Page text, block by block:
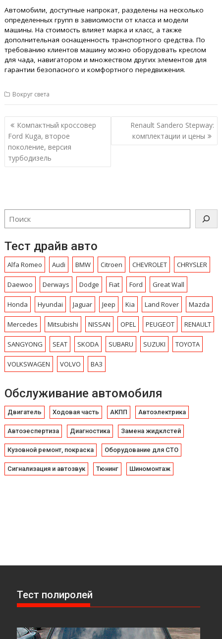
Автомобили, доступные напрокат, разделены на несколько
определенных групп в зависимости от класса и модели
машины. На стоимость влияет марка и класс, а также
дополнительная оснащенность транспортного средства. По
требованию клиентов машину можно оборудовать креслом
для чада, навигатором и множеством других элементов для
гарантии безопасного и комфортного передвижения.
Вокруг света
Навигация
по
записям
Компактный кроссовер
Ford Kuga, второе
поколение, версия
турбодизель
Renault Sandero Stepway:
комплектации и цены
Тест драйв авто
Alfa Romeo Audi BMW Citroen CHEVROLET CHRYSLЕR
Daewoo Derways Dodge Fiat Ford Great Wall
Honda Hyundai Jaguar Jeep Kia Land Rover Mazda
Mercedes Mitsubishi NISSAN OPEL PEUGEOT RENAULT
SANGYONG SEAT SKODA SUBARU SUZUKI TOYOTA
VOLKSWAGEN VOLVO ВАЗ
Обслуживание автомобиля
Двигатель Ходовая часть АКПП Автоэлектрика
Автоэеспертиза Диагностика Замена жидклстей
Кузовной ремонт, покраска Оборудование для СТО
Сигнализация и автозвук Тюнинг Шиномонтаж
Тест полиролей